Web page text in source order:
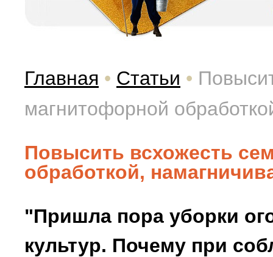
Главная • Статьи •
магнитофорной
Повысить всхожесть
обработкой,
"Пришла пора уборки
культур. Почему при